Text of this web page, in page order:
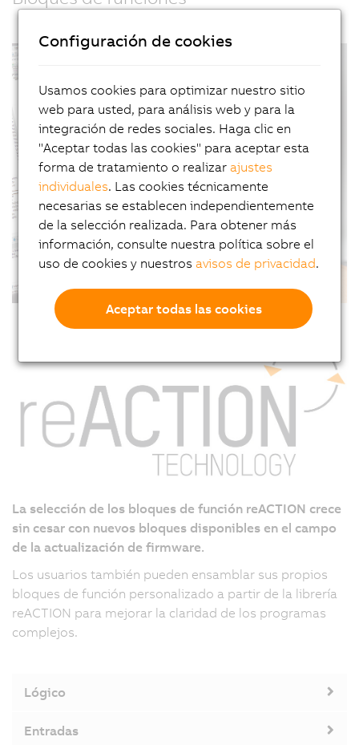
La selección de los bloques de función reACTION crece
sin cesar con nuevos bloques disponibles en el campo
de la actualización de firmware.
Los usuarios también pueden ensamblar sus propios
bloques de función personalizado a partir de la librería
reACTION para mejorar la claridad de los programas
complejos.
Lógico
Entradas
Configuración de cookies
Usamos cookies para optimizar nuestro sitio
web para usted, para análisis web y para la
integración de redes sociales. Haga clic en
"Aceptar todas las cookies" para aceptar esta
forma de tratamiento o realizarajustes
individuales. Las cookies técnicamente
necesarias se establecen independientemente
de la selección realizada. Para obtener más
información, consulte nuestra política sobre el
uso de cookies y nuestrosavisos de privacidad.
Aceptar todas las cookies